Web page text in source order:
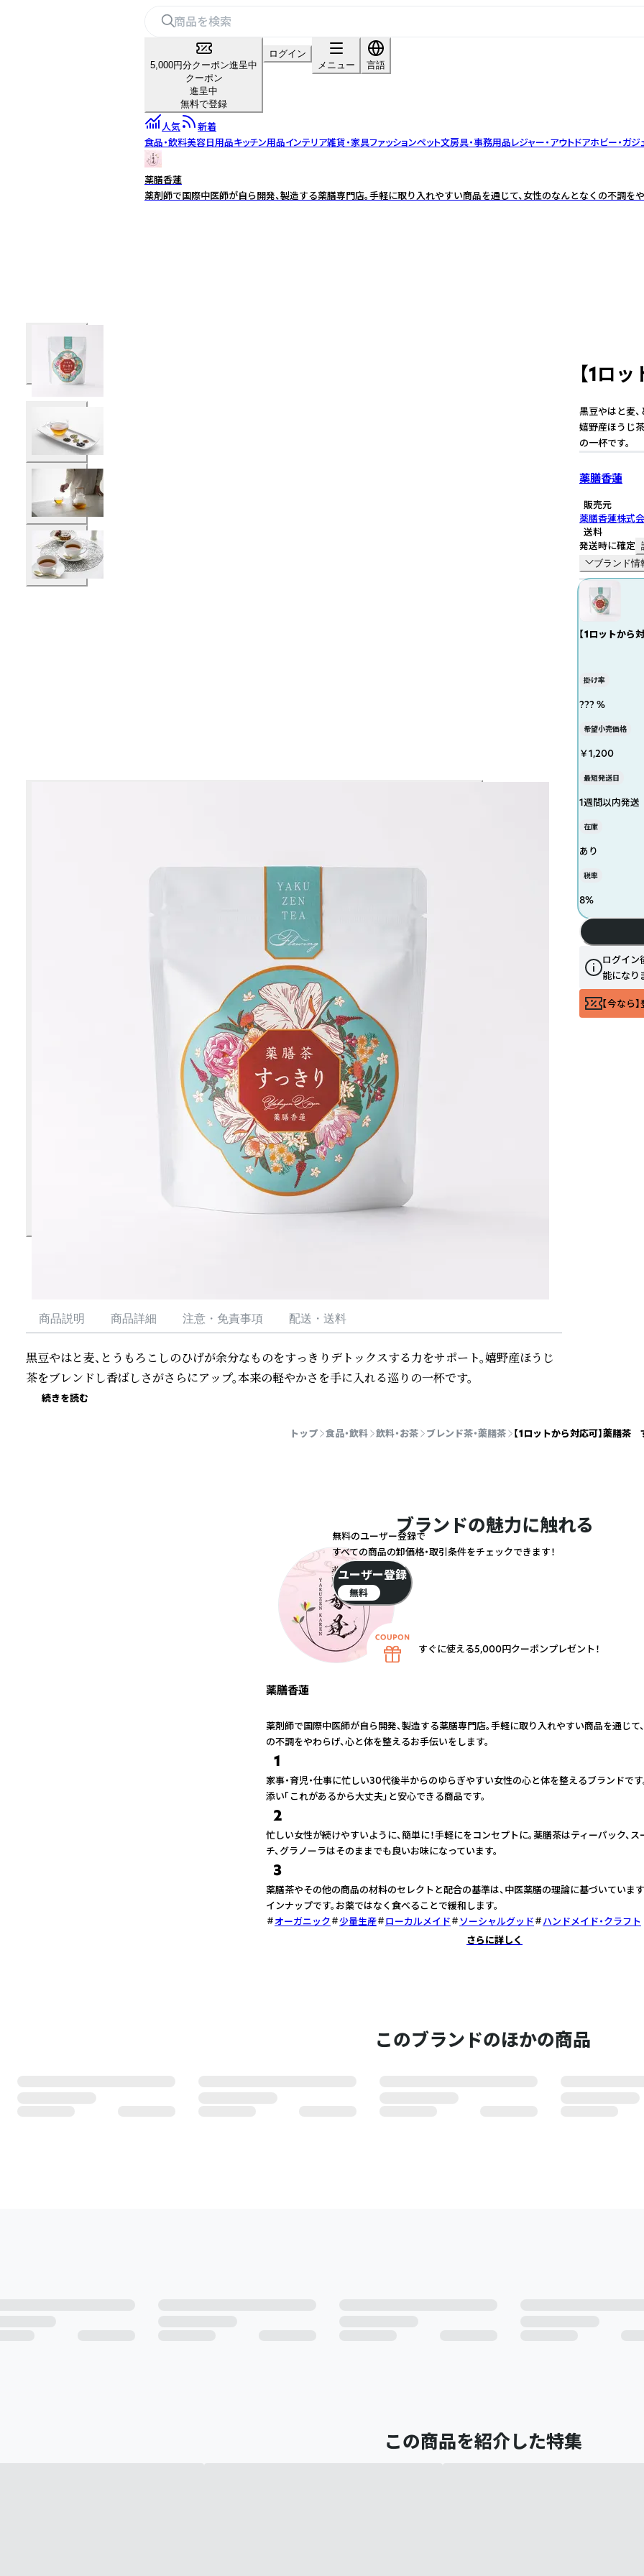
5,000円分クーポン進呈中
クーポン
進呈中
無料で登録
ログイン
メニュー
言語
人気
新着
食品・飲料美容日用品キッチン用品インテリア雑貨・家具ファッションペット文房具・事務用品レジャー・アウトドアホビー・ガジ
薬膳香蓮
薬剤師で国際中医師が自ら開発、製造する薬膳専門店。手軽に取り入れやすい商品を通じて、女性のなんとなくの不調を
商品説明 商品詳細 注意・免責事項 配送・送料
黒豆やはと麦、とうもろこしのひげが余分なものをすっきりデトックスする力をサポート。嬉野産ほうじ
茶をブレンドし香ばしさがさらにアップ。本来の軽やかさを手に入れる巡りの一杯です。
続きを読む
【1ロ
黒豆やはと麦
嬉野産ほうじ
の一杯です。
薬膳香蓮
販売元
薬膳香蓮株式
送料
発送時に確定
ブランド情
【1ロットから
掛け率
??? %
希望小売価格
￥1,200
最短発送日
1週間以内発送
在庫
あり
税率
8%
ログイン
能になり
【今なら
トップ 食品・飲料 飲料・お茶 ブレンド茶・薬膳茶 【1ロットから対応可】薬膳茶
ブランドの魅力に触れる
薬膳香蓮
薬剤師で国際中医師が自ら開発、製造する薬膳専門店。手軽に取り入れやすい商品を通じて
の不調をやわらげ、心と体を整えるお手伝いをします。
1
家事・育児・仕事に忙しい30代後半からのゆらぎやすい女性の心と体を整えるブランドで
添い「これがあるから大丈夫」と安心できる商品です。
2
忙しい女性が続けやすいように、簡単に！手軽にをコンセプトに。薬膳茶はティーパック、
チ、グラノーラはそのままでも良いお味になっています。
3
薬膳茶やその他の商品の材料のセレクトと配合の基準は、中医薬膳の理論に基づいています
インナップです。お薬ではなく食べることで緩和します。
オーガニック
少量生産 ローカルメイド ソーシャルグッド
ハンドメイド・クラフト
さらに詳しく
このブランドのほかの商品
この商品を紹介した特集
無料のユーザー登録で
すべての商品の卸価格・取引条件をチェックできます！
ユーザー登録
無料
すぐに使える5,000円クーポンプレゼント！